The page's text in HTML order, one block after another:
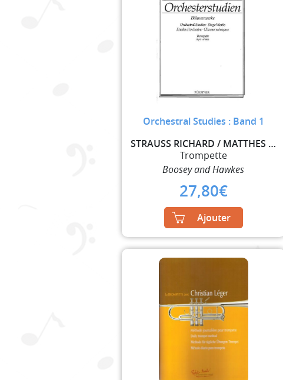
Orchestral Studies : Band 1
STRAUSS RICHARD / MATTHES ALFRED
Trompette
Boosey and Hawkes
27,80€
Ajouter